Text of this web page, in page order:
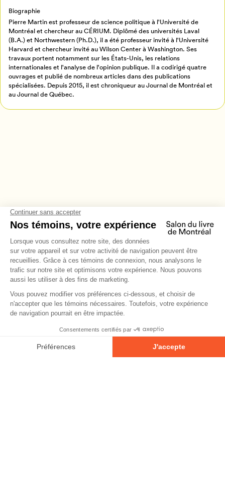
Retour à l’accueil
Biographie
Pierre Martin est professeur de science politique à l'Université de
Montréal et chercheur au CÉRIUM. Diplômé des universités Laval
(B.A.) et Northwestern (Ph.D.), il a été professeur invité à l'Université
Harvard et chercheur invité au Wilson Center à Washington. Ses
travaux portent notamment sur les États-Unis, les relations
internationales et l'analyse de l'opinion publique. Il a codirigé quatre
ouvrages et publié de nombreux articles dans des publications
spécialisées. Depuis 2015, il est chroniqueur au Journal de Montréal et
au Journal de Québec.
Créer un profil
Annuler